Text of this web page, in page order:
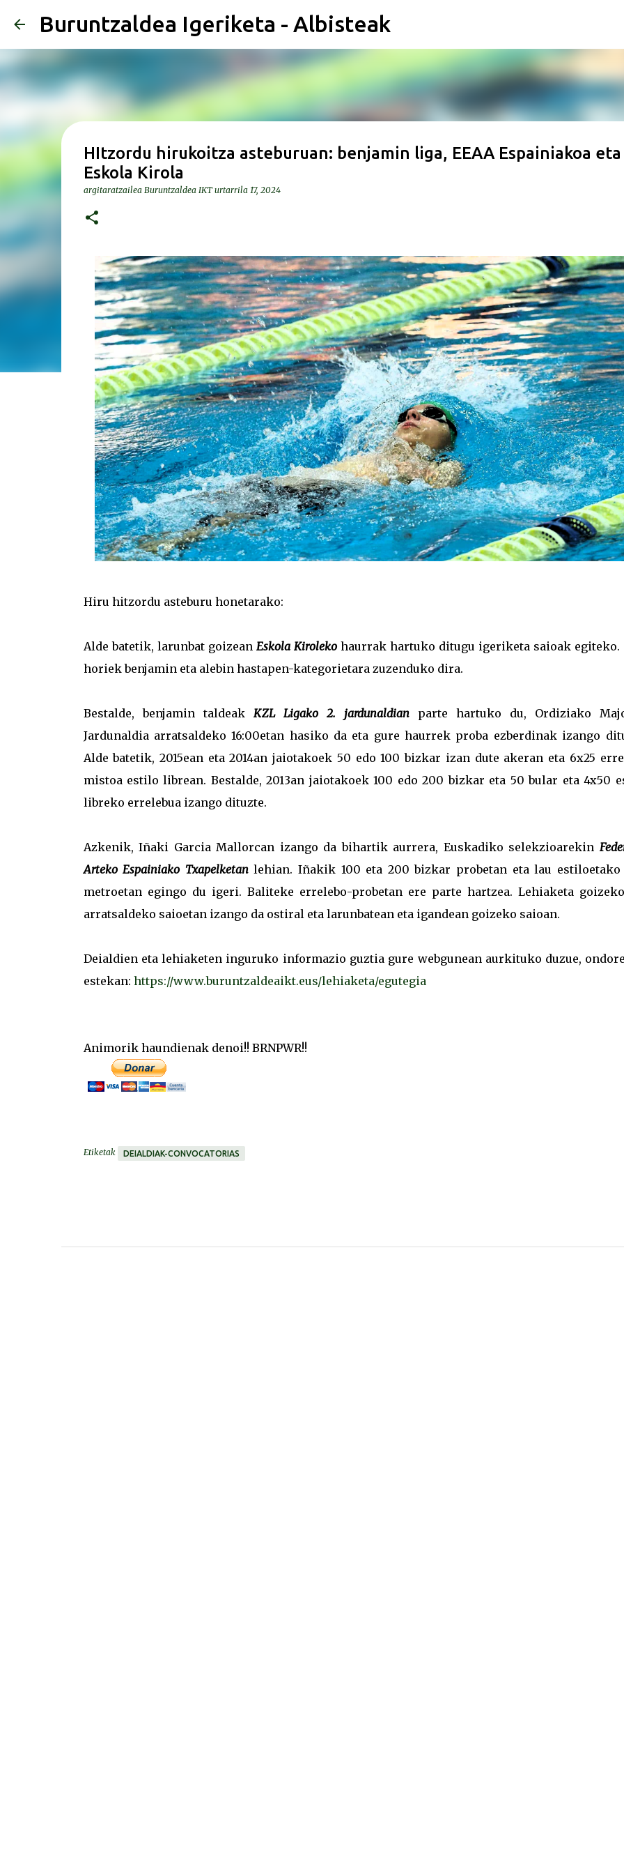
Saltatu eta joan eduki nagusira
Buruntzaldea Igeriketa - Albisteak
HItzordu hirukoitza asteburuan: benjamin liga, EEAA Espainiakoa eta
Eskola Kirola
argitaratzailea Buruntzaldea IKT urtarrila 17, 2024
Hiru hitzordu asteburu honetarako:
Alde batetik, larunbat goizean Eskola Kirolekohaurrak hartuko ditugu igeriketa saioak egiteko.
horiek benjamin eta alebin hastapen-kategorietara zuzenduko dira.
Bestalde, benjamin taldeak KZL Ligako 2. jardunaldian parte hartuko du, Ordiziako
Jardunaldia arratsaldeko 16:00etan hasiko da eta gure haurrek proba ezberdinak izango
Alde batetik, 2015ean eta 2014an jaiotakoek 50 edo 100 bizkar izan dute akeran eta 6x25
mistoa estilo librean. Bestalde, 2013an jaiotakoek 100 edo 200 bizkar eta 50 bular eta 4x50
libreko errelebua izango dituzte.
Azkenik, Iñaki Garcia Mallorcan izango da bihartik aurrera, Euskadiko selekzioarekin
Arteko Espainiako Txapelketanlehian. Iñakik 100 eta 200 bizkar probetan eta lau estiloetako
metroetan egingo du igeri. Baliteke errelebo-probetan ere parte hartzea. Lehiaketa
arratsaldeko saioetan izango da ostiral eta larunbatean eta igandean goizeko saioan.
Deialdien eta lehiaketen inguruko informazio guztia gure webgunean aurkituko duzue,
estekan: https://www.buruntzaldeaikt.eus/lehiaketa/egutegia
Animorik haundienak denoi!! BRNPWR!!
Etiketak DEIALDIAK-CONVOCATORIAS